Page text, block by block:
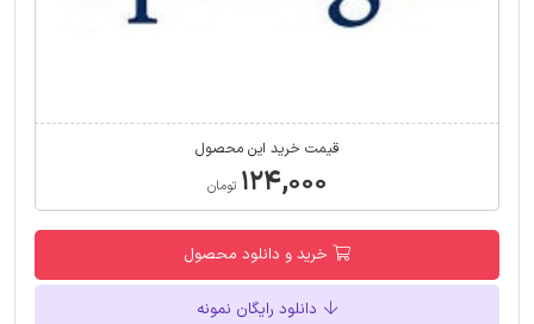
قیمت خرید این محصول
۱۲۴,۰۰۰ تومان
خرید و دانلود محصول
دانلود رایگان نمونه